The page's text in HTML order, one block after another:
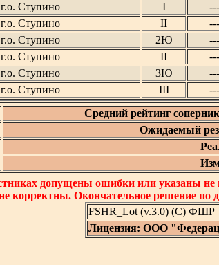
г.о. Ступино I
г.о. Ступино II
г.о. Ступино 2Ю
г.о. Ступино II
г.о. Ступино 3Ю
г.о. Ступино III
Средний рейтинг
Ожидаемый
допущены ошибки или указаны не
корректны. Окончательное решение по
FSHR_Lot (v.3.0) (C) ФШР
Лицензия: ООО